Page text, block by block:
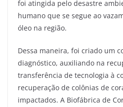
foi atingida pelo desastre
humano que se segue ao
óleo na região.
Dessa maneira, foi criado um
diagnóstico, auxiliando na
transferência de tecnologia à
recuperação de colônias de
impactados. A Biofábrica de